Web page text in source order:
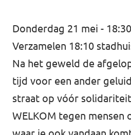
Donderdag 21 mei -
Verzamelen 18:10
Na het geweld de
tijd voor een ander
straat op vóór
WELKOM tegen mensen